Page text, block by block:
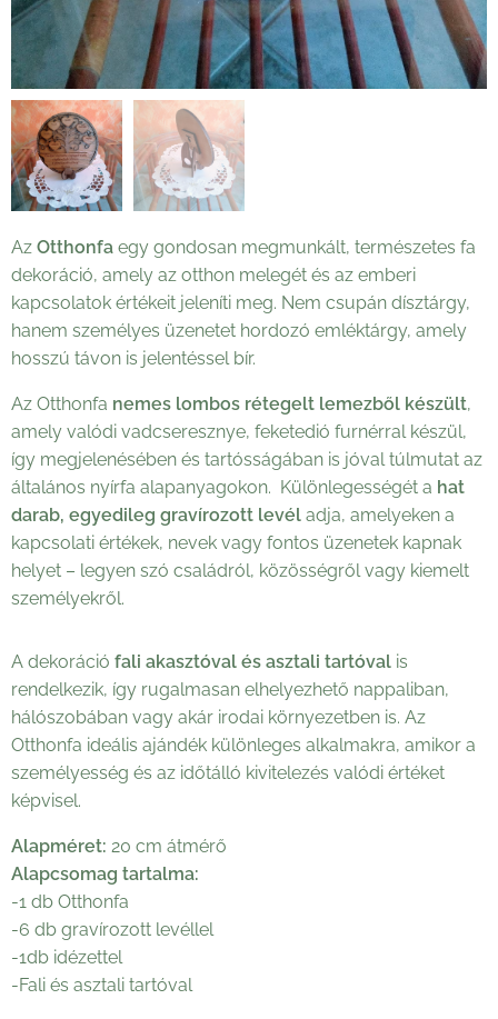
Az Otthonfa egy gondosan megmunkált, természetes fa
dekoráció, amely az otthon melegét és az emberi
kapcsolatok értékeit jeleníti meg. Nem csupán dísztárgy,
hanem személyes üzenetet hordozó emléktárgy, amely
hosszú távon is jelentéssel bír.
Az Otthonfa nemes lombos rétegelt lemezből készült,
amely valódi vadcseresznye, feketedió furnérral készül,
így megjelenésében és tartósságában is jóval túlmutat az
általános nyírfa alapanyagokon. Különlegességét a hat
darab, egyedileg gravírozott levél adja, amelyeken a
kapcsolati értékek, nevek vagy fontos üzenetek kapnak
helyet – legyen szó családról, közösségről vagy kiemelt
személyekről.
A dekoráció fali akasztóval és asztali tartóval is
rendelkezik, így rugalmasan elhelyezhető nappaliban,
hálószobában vagy akár irodai környezetben is. Az
Otthonfa ideális ajándék különleges alkalmakra, amikor a
személyesség és az időtálló kivitelezés valódi értéket
képvisel.
Alapméret: 20 cm átmérő
Alapcsomag tartalma:
-1 db Otthonfa
-6 db gravírozott levéllel
-1db idézettel
-Fali és asztali tartóval